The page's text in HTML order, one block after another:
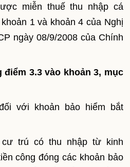
miễn thuế thu nhập cá
1 và khoản 4 của Nghị
ngày 08/9/2008 của Chính
điểm 3.3 vào khoản 3, mục
với khoản bảo hiểm bắt
cư trú có thu nhập từ kinh
công đóng các khoản bảo